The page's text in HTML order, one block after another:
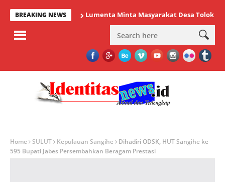
BREAKING NEWSLumenta Minta Masyarakat Desa Tolok Waspadai
Home SULUT Kepulauan Sangihe
Dihadiri ODSK, HUT Sangihe ke
595 Bupati Jabes Persembahkan Beragam Prestasi